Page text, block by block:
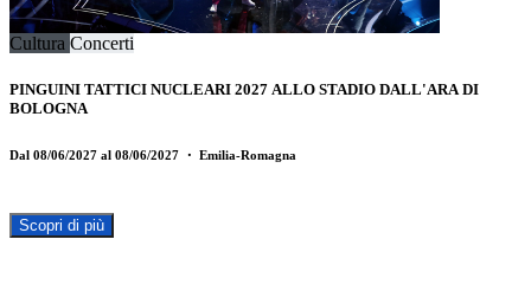
Cultura Concerti
PINGUINI TATTICI NUCLEARI 2027 ALLO STADIO DALL'ARA DI
BOLOGNA
Dal 08/06/2027 al 08/06/2027 ・ Emilia-Romagna
Scopri di più